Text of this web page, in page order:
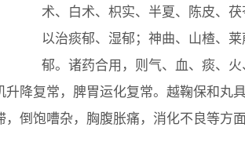
术、白术、枳实、半夏、陈皮、茯
以治痰郁、湿郁；神曲、山楂、
郁。诸药合用，则气、血、痰、火
降复常，脾胃运化复常。越鞠保和丸
倒饱嘈杂，胸腹胀痛，消化不良等方